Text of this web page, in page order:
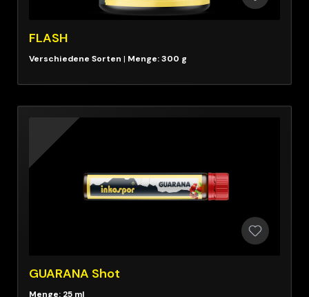
FLASH
| Menge: 300 g
GUARANA Shot
Menge: 25 ml